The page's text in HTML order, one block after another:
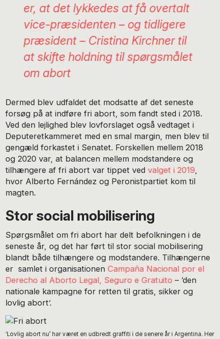
er, at det lykkedes at få overtalt
vice-præsidenten – og tidligere
præsident – Cristina Kirchner til
at skifte holdning til spørgsmålet
om abort
Dermed blev udfaldet det modsatte af det seneste
forsøg på at indføre fri abort, som fandt sted i 2018.
Ved den lejlighed blev lovforslaget også vedtaget i
Deputeretkammeret med en smal margin, men blev til
gengæld forkastet i Senatet. Forskellen mellem 2018
og 2020 var, at balancen mellem modstandere og
tilhængere af fri abort var tippet vedvalget i 2019,
hvor Alberto Fernández og Peronistpartiet kom til
magten.
Stor social mobilisering
Spørgsmålet om fri abort har delt befolkningen i de
seneste år, og det har ført til stor social mobilisering
blandt både tilhængere og modstandere. Tilhængerne
er samlet i organisationenCampaña Nacional por el
Derecho al Aborto Legal, Seguro e Gratuito – ‘den
nationale kampagne for retten til gratis, sikker og
lovlig abort’.
‘Lovlig abort nu’ har været en udbredt graffiti i de senere år i Argentina. Her